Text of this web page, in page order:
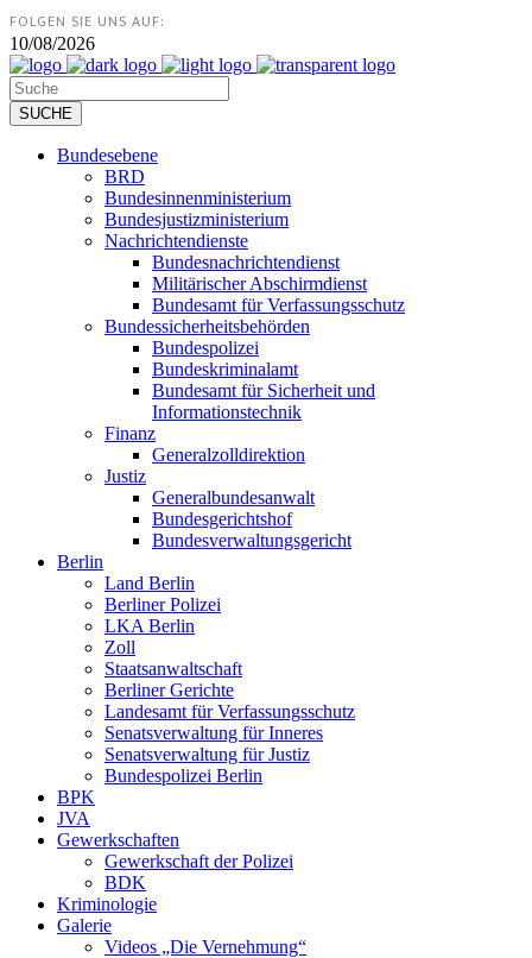
FOLGEN SIE UNS AUF:
10/08/2026
Bundesebene
BRD
Bundesinnenministerium
Bundesjustizministerium
Nachrichtendienste
Bundesnachrichtendienst
Militärischer Abschirmdienst
Bundesamt für Verfassungsschutz
Bundessicherheitsbehörden
Bundespolizei
Bundeskriminalamt
Bundesamt für Sicherheit und
Informationstechnik
Finanz
Generalzolldirektion
Justiz
Generalbundesanwalt
Bundesgerichtshof
Bundesverwaltungsgericht
Berlin
Land Berlin
Berliner Polizei
LKA Berlin
Zoll
Staatsanwaltschaft
Berliner Gerichte
Landesamt für Verfassungsschutz
Senatsverwaltung für Inneres
Senatsverwaltung für Justiz
Bundespolizei Berlin
BPK
JVA
Gewerkschaften
Gewerkschaft der Polizei
BDK
Kriminologie
Galerie
Videos „Die Vernehmung“